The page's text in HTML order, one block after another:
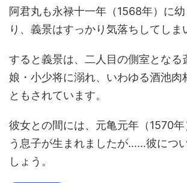
阿君丸も永禄十一年（1568年）に
り、義景はすっかり気落ちしてしま
すると義景は、二人目の側室となる
娘・小少将に溺れ、いわゆる酒池肉
ともされています。
彼女との間には、元亀元年（1570
う息子が生まれましたが……彼につ
しょう。